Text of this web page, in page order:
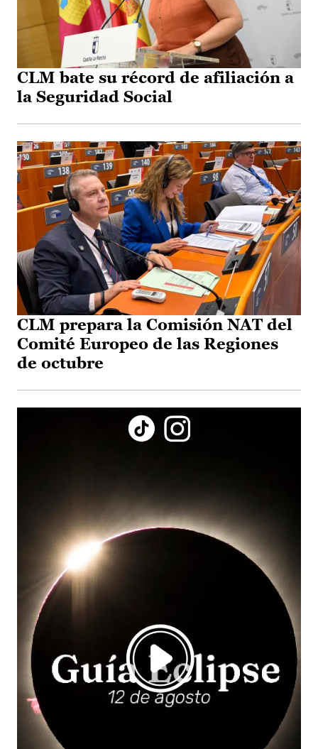
CLM bate su récord de afiliación a
la Seguridad Social
CLM prepara la Comisión NAT del
Comité Europeo de las Regiones
de octubre